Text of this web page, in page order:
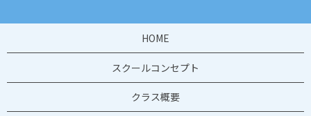
HOME
スクールコンセプト
クラス概要